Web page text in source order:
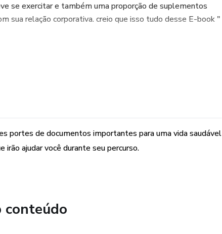
se exercitar e também uma proporção de suplementos
sua relação corporativa. creio que isso tudo desse E-book "
portes de documentos importantes para uma vida saudável
ajudar você durante seu percurso.
conteúdo